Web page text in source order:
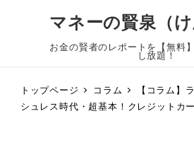
マネーの賢泉（け
お金の賢者のレポートを【無料
し放題！
トップページ コラム 【コラム】
シュレス時代・超基本！クレジットカ